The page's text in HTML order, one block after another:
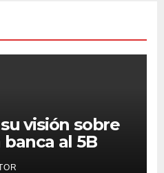
visión sobre
al 5B